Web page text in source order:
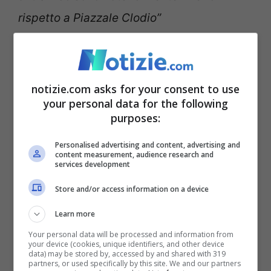
rispetto a Piazzale Clodio”
Sull’Expo 2030 Gualtieri
apre le braccia di Roma:
“Casa del Mondo”
notizie.com asks for your consent to use
your personal data for the following
purposes:
Personalised advertising and content, advertising and
content measurement, audience research and
services development
Store and/or access information on a device
Learn more
Your personal data will be processed and information from
your device (cookies, unique identifiers, and other device
data) may be stored by, accessed by and shared with 319
partners, or used specifically by this site. We and our partners